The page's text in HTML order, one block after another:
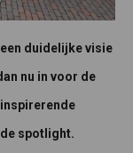
duidelijke visie
nu in voor de
inspirerende
spotlight.